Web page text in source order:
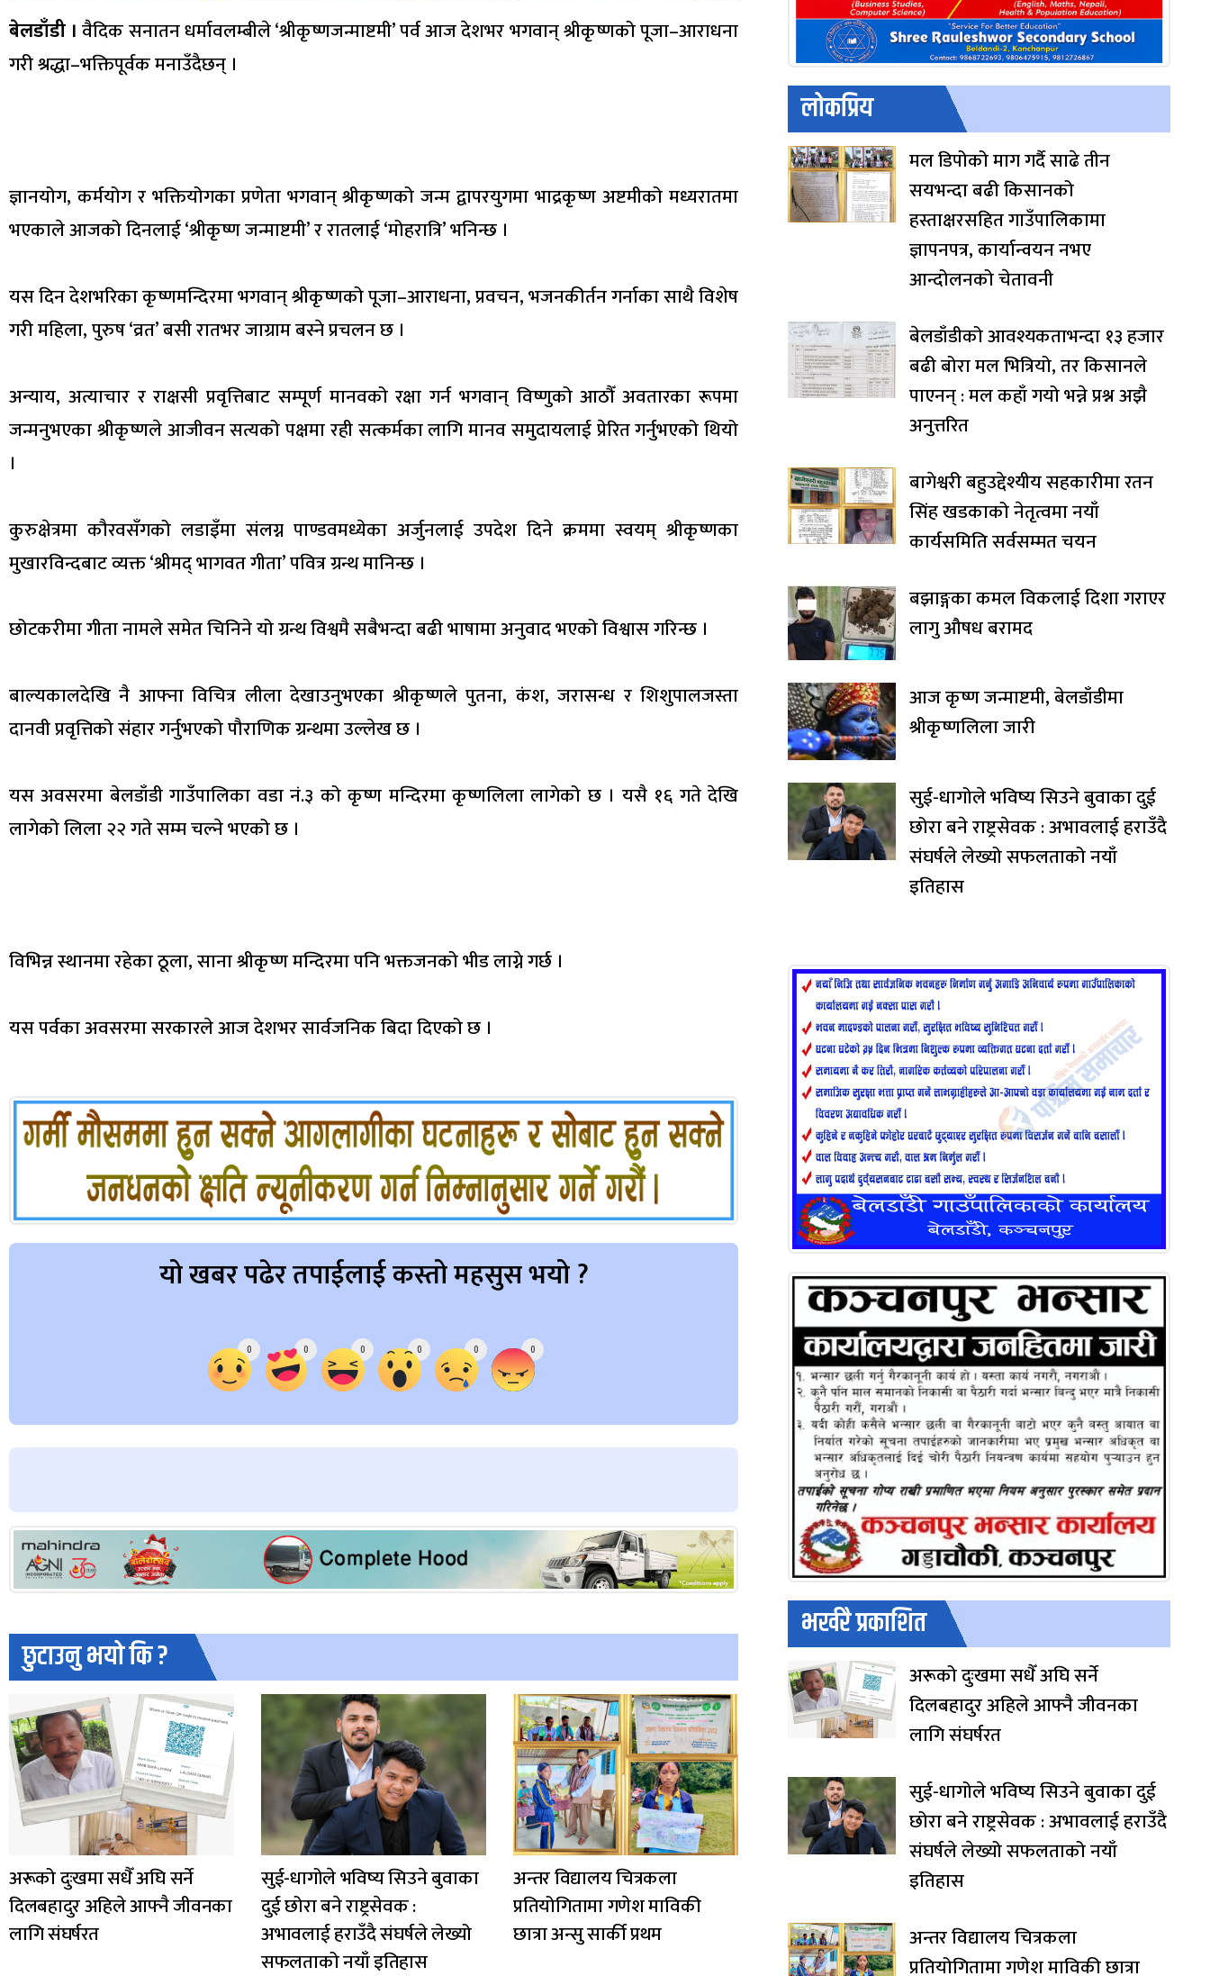
बेलडाँडी । वैदिक सनातन धर्मावलम्बीले ‘श्रीकृष्णजन्माष्टमी’ पर्व आज देशभर भगवान् श्रीकृष्णको पूजा–आराधना
गरी श्रद्धा–भक्तिपूर्वक मनाउँदैछन् ।
ज्ञानयोग, कर्मयोग र भक्तियोगका प्रणेता भगवान् श्रीकृष्णको जन्म द्वापरयुगमा भाद्रकृष्ण अष्टमीको मध्यरातमा
भएकाले आजको दिनलाई ‘श्रीकृष्ण जन्माष्टमी’ र रातलाई ‘मोहरात्रि’ भनिन्छ ।
यस दिन देशभरिका कृष्णमन्दिरमा भगवान् श्रीकृष्णको पूजा–आराधना, प्रवचन, भजनकीर्तन गर्नाका साथै विशेष
गरी महिला, पुरुष ‘व्रत’ बसी रातभर जाग्राम बस्ने प्रचलन छ ।
अन्याय, अत्याचार र राक्षसी प्रवृत्तिबाट सम्पूर्ण मानवको रक्षा गर्न भगवान् विष्णुको आठौँ अवतारका रूपमा
जन्मनुभएका श्रीकृष्णले आजीवन सत्यको पक्षमा रही सत्कर्मका लागि मानव समुदायलाई प्रेरित गर्नुभएको थियो
।
कुरुक्षेत्रमा कौरवसँगको लडाइँमा संलग्न पाण्डवमध्येका अर्जुनलाई उपदेश दिने क्रममा स्वयम् श्रीकृष्णका
मुखारविन्दबाट व्यक्त ‘श्रीमद् भागवत गीता’ पवित्र ग्रन्थ मानिन्छ ।
छोटकरीमा गीता नामले समेत चिनिने यो ग्रन्थ विश्वमै सबैभन्दा बढी भाषामा अनुवाद भएको विश्वास गरिन्छ ।
बाल्यकालदेखि नै आफ्ना विचित्र लीला देखाउनुभएका श्रीकृष्णले पुतना, कंश, जरासन्ध र शिशुपालजस्ता
दानवी प्रवृत्तिको संहार गर्नुभएको पौराणिक ग्रन्थमा उल्लेख छ ।
यस अवसरमा बेलडाँडी गाउँपालिका वडा नं.३ को कृष्ण मन्दिरमा कृष्णलिला लागेको छ । यसै १६ गते देखि
लागेको लिला २२ गते सम्म चल्ने भएको छ ।
विभिन्न स्थानमा रहेका ठूला, साना श्रीकृष्ण मन्दिरमा पनि भक्तजनको भीड लाग्ने गर्छ ।
यस पर्वका अवसरमा सरकारले आज देशभर सार्वजनिक बिदा दिएको छ ।
यो खबर पढेर तपाईलाई कस्तो महसुस भयो ?
0 0 0 0 0 0
छुटाउनु भयो कि ?
अरूको दुःखमा सधैँ अघि सर्ने
दिलबहादुर अहिले आफ्नै जीवनका
लागि संघर्षरत
सुई-धागोले भविष्य सिउने बुवाका
दुई छोरा बने राष्ट्रसेवक :
अभावलाई हराउँदै संघर्षले लेख्यो
सफलताको नयाँ इतिहास
अन्तर विद्यालय चित्रकला
प्रतियोगितामा गणेश माविकी
छात्रा अन्सु सार्की प्रथम
लोकप्रिय
मल डिपोको माग गर्दै साढे तीन
सयभन्दा बढी किसानको
हस्ताक्षरसहित गाउँपालिकामा
ज्ञापनपत्र, कार्यान्वयन नभए
आन्दोलनको चेतावनी
बेलडाँडीको आवश्यकताभन्दा १३ हजार
बढी बोरा मल भित्रियो, तर किसानले
पाएनन् : मल कहाँ गयो भन्ने प्रश्न अझै
अनुत्तरित
बागेश्वरी बहुउद्देश्यीय सहकारीमा रतन
सिंह खडकाको नेतृत्वमा नयाँ
कार्यसमिति सर्वसम्मत चयन
बझाङ्गका कमल विकलाई दिशा गराएर
लागु औषध बरामद
आज कृष्ण जन्माष्टमी, बेलडाँडीमा
श्रीकृष्णलिला जारी
सुई-धागोले भविष्य सिउने बुवाका दुई
छोरा बने राष्ट्रसेवक : अभावलाई हराउँदै
संघर्षले लेख्यो सफलताको नयाँ
इतिहास
भर्खरै प्रकाशित
अरूको दुःखमा सधैँ अघि सर्ने
दिलबहादुर अहिले आफ्नै जीवनका
लागि संघर्षरत
सुई-धागोले भविष्य सिउने बुवाका दुई
छोरा बने राष्ट्रसेवक : अभावलाई हराउँदै
संघर्षले लेख्यो सफलताको नयाँ
इतिहास
अन्तर विद्यालय चित्रकला
प्रतियोगितामा गणेश माविकी छात्रा